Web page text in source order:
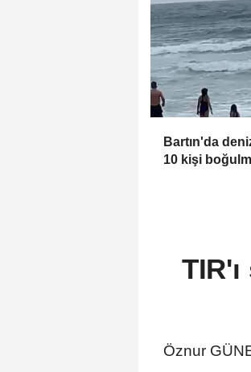
Bartın'da
10 kişi
Öznur